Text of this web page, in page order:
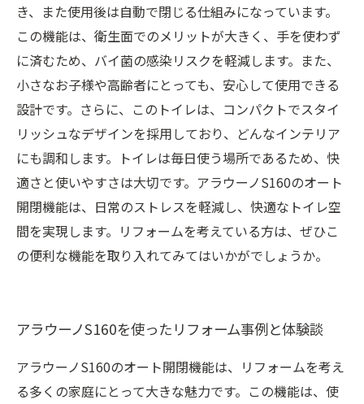
き、また使用後は自動で閉じる仕組みになっています。
この機能は、衛生面でのメリットが大きく、手を使わず
に済むため、バイ菌の感染リスクを軽減します。また、
小さなお子様や高齢者にとっても、安心して使用できる
設計です。さらに、このトイレは、コンパクトでスタイ
リッシュなデザインを採用しており、どんなインテリア
にも調和します。トイレは毎日使う場所であるため、快
適さと使いやすさは大切です。アラウーノS160のオート
開閉機能は、日常のストレスを軽減し、快適なトイレ空
間を実現します。リフォームを考えている方は、ぜひこ
の便利な機能を取り入れてみてはいかがでしょうか。
アラウーノS160を使ったリフォーム事例と体験談
アラウーノS160のオート開閉機能は、リフォームを考え
る多くの家庭にとって大きな魅力です。この機能は、使